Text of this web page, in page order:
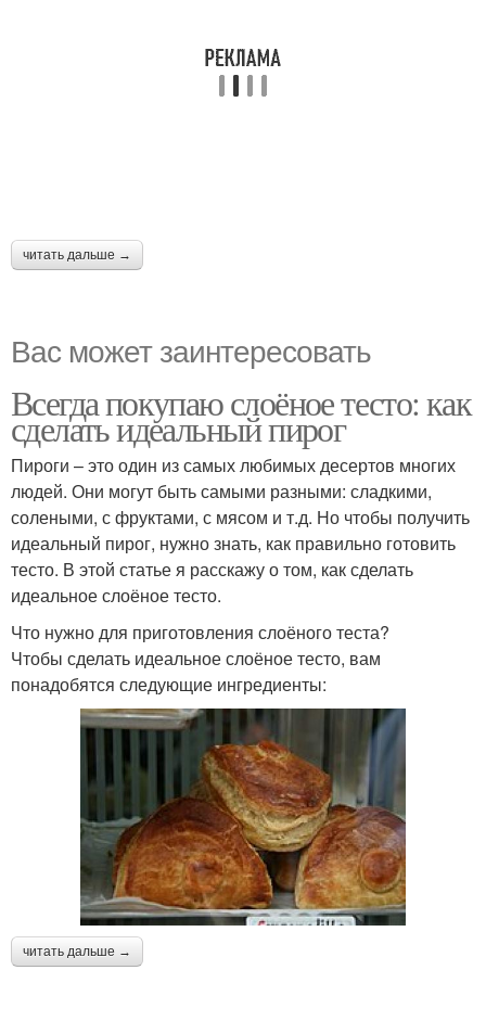
читать дальше →
Вас может заинтересовать
Всегда покупаю слоёное тесто: как
сделать идеальный пирог
Пироги – это один из самых любимых десертов многих
людей. Они могут быть самыми разными: сладкими,
солеными, с фруктами, с мясом и т.д. Но чтобы получить
идеальный пирог, нужно знать, как правильно готовить
тесто. В этой статье я расскажу о том, как сделать
идеальное слоёное тесто.
Что нужно для приготовления слоёного теста?
Чтобы сделать идеальное слоёное тесто, вам
понадобятся следующие ингредиенты:
читать дальше →